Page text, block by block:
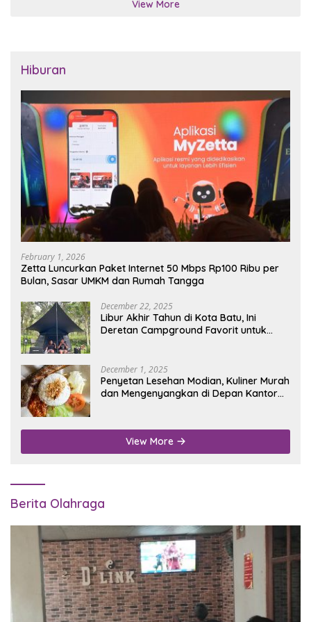
View More
Hiburan
February 1, 2026
Zetta Luncurkan Paket Internet 50 Mbps Rp100 Ribu per
Bulan, Sasar UMKM dan Rumah Tangga
December 22, 2025
Libur Akhir Tahun di Kota Batu, Ini
Deretan Campground Favorit untuk
December 1, 2025
Penyetan Lesehan Modian, Kuliner Murah
dan Mengenyangkan di Depan Kantor
View More
Berita Olahraga